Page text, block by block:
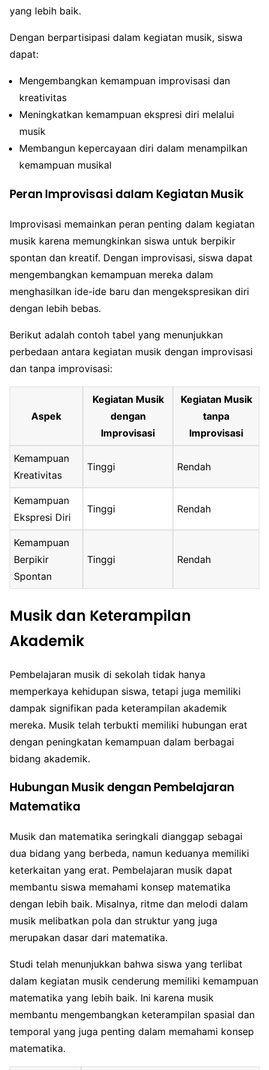
yang lebih baik.
Dengan berpartisipasi dalam kegiatan musik, siswa
dapat:
Mengembangkan kemampuan improvisasi dan
kreativitas
Meningkatkan kemampuan ekspresi diri melalui
musik
Membangun kepercayaan diri dalam menampilkan
kemampuan musikal
Peran Improvisasi dalam Kegiatan Musik
Improvisasi memainkan peran penting dalam kegiatan
musik karena memungkinkan siswa untuk berpikir
spontan dan kreatif. Dengan improvisasi, siswa dapat
mengembangkan kemampuan mereka dalam
menghasilkan ide-ide baru dan mengekspresikan diri
dengan lebih bebas.
Berikut adalah contoh tabel yang menunjukkan
perbedaan antara kegiatan musik dengan improvisasi
dan tanpa improvisasi:
Aspek
Kegiatan Musik
dengan
Improvisasi
Kegiatan Musik
tanpa
Improvisasi
Kemampuan
Kreativitas
Tinggi Rendah
Kemampuan
Ekspresi Diri
Tinggi Rendah
Kemampuan
Berpikir
Spontan
Tinggi Rendah
Musik dan Keterampilan
Akademik
Pembelajaran musik di sekolah tidak hanya
memperkaya kehidupan siswa, tetapi juga memiliki
dampak signifikan pada keterampilan akademik
mereka. Musik telah terbukti memiliki hubungan erat
dengan peningkatan kemampuan dalam berbagai
bidang akademik.
Hubungan Musik dengan Pembelajaran
Matematika
Musik dan matematika seringkali dianggap sebagai
dua bidang yang berbeda, namun keduanya memiliki
keterkaitan yang erat. Pembelajaran musik dapat
membantu siswa memahami konsep matematika
dengan lebih baik. Misalnya, ritme dan melodi dalam
musik melibatkan pola dan struktur yang juga
merupakan dasar dari matematika.
Studi telah menunjukkan bahwa siswa yang terlibat
dalam kegiatan musik cenderung memiliki kemampuan
matematika yang lebih baik. Ini karena musik
membantu mengembangkan keterampilan spasial dan
temporal yang juga penting dalam memahami konsep
matematika.